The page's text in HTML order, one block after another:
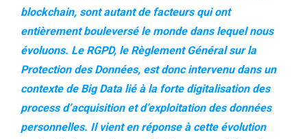
blockchain, sont autant de facteurs qui ont
entièrement bouleversé le monde dans lequel nous
évoluons. Le RGPD, le Règlement Général sur la
Protection des Données, est donc intervenu dans un
contexte de Big Data lié à la forte digitalisation des
process d’acquisition et d’exploitation des données
personnelles. Il vient en réponse à cette évolution